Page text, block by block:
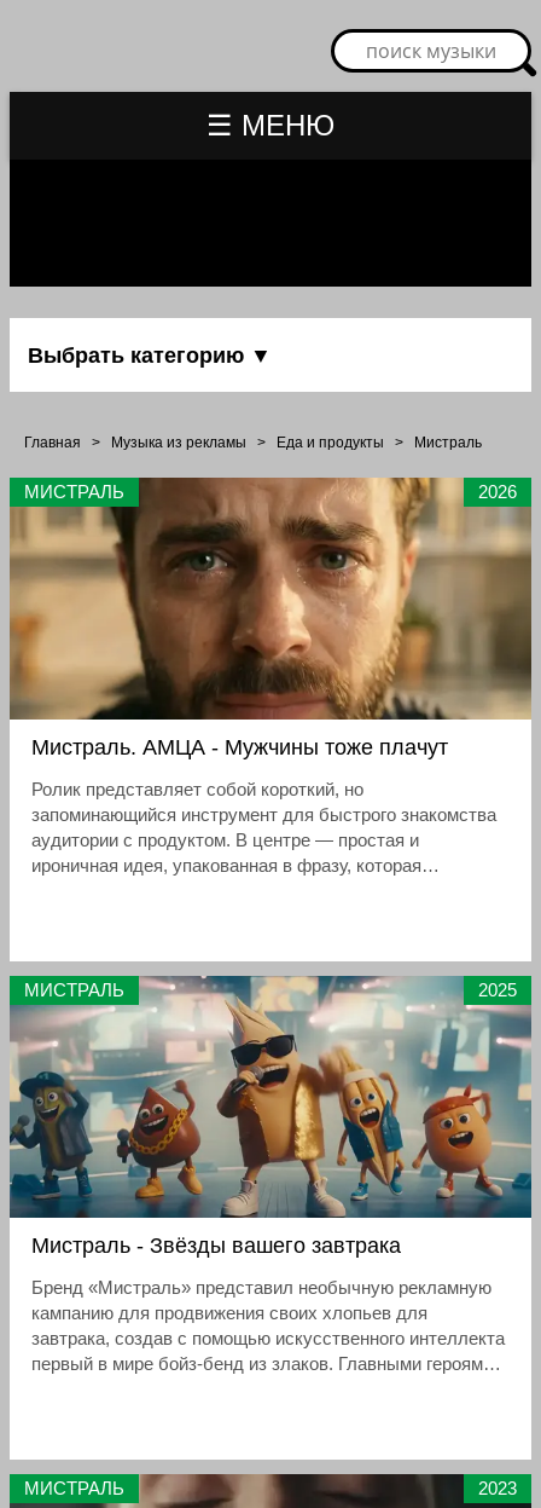
☰ МЕНЮ
Выбрать категорию ▼
Главная > Музыка из рекламы > Еда и продукты > Мистраль
МИСТРАЛЬ 2026
Мистраль. АМЦА - Мужчины тоже плачут
Ролик представляет собой короткий, но
запоминающийся инструмент для быстрого знакомства
аудитории с продуктом. В центре — простая и
ироничная идея, упакованная в фразу, которая
остро», до слёз
МИСТРАЛЬ
2025
Мистраль - Звёзды вашего завтрака
Бренд «Мистраль» представил необычную рекламную
кампанию для продвижения своих хлопьев для
завтрака, создав с помощью искусственного интеллекта
первый в мире бойз-бенд из злаков. Главными героями
МИСТРАЛЬ 2023